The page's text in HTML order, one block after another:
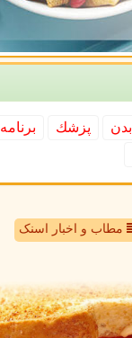
بدن پزشك برنامه
مطاب و اخبار اسنک